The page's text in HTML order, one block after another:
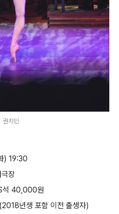
권지민
) 19:30
장
석 40,000원
(2018년생 포함 이전 출생자)